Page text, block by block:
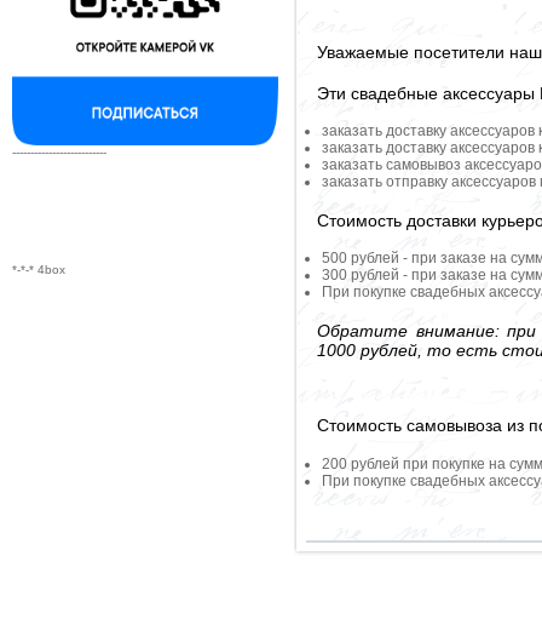
--------------------------
*-*-* 4box
Уважаемые посетители
Эти свадебные
заказать доставку
заказать доставку
заказать самовывоз
заказать отправку
Стоимость доставки
500 рублей - при заказе на
300 рублей - при заказе на
При покупке свадебных
Обратите внимание: при
1000 рублей, то есть
Стоимость самовывоза из
200 рублей при покупке на
При покупке свадебных